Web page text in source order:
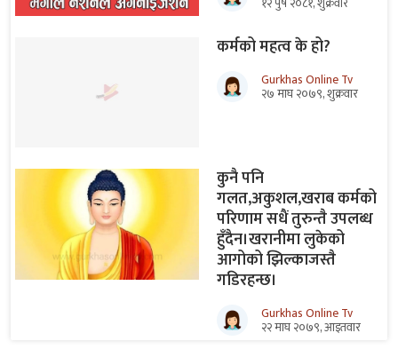
कर्मको महत्व के हो?
Gurkhas Online Tv
२७ माघ २०७९, शुक्रवार
कुनै पनि
गलत,अकुशल,खराब कर्मको
परिणाम सधैं तुरुन्तै उपलब्ध
हुँदैन।खरानीमा लुकेको
आगोको झिल्काजस्तै
गडिरहन्छ।
Gurkhas Online Tv
२२ माघ २०७९, आइतवार